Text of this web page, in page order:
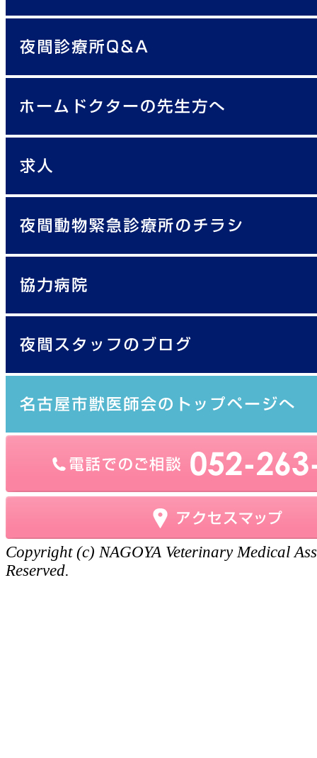
Copyright (c) NAGOYA Veterinary Medical
Reserved.